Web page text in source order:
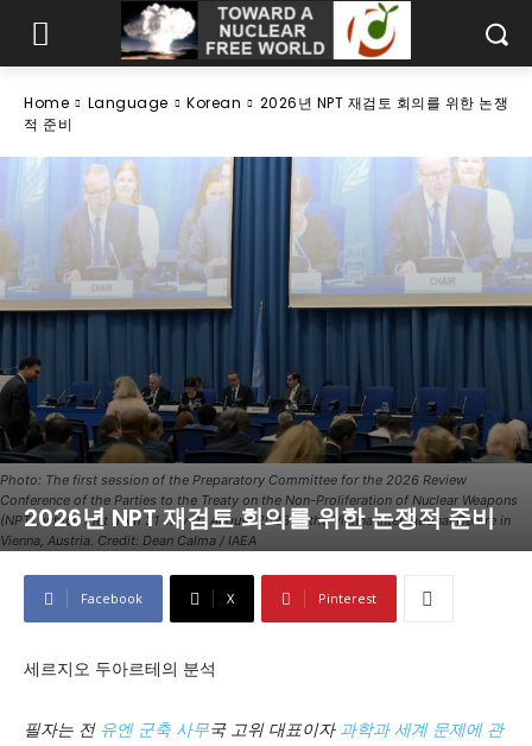
Home Language Korean
2026년 NPT 재검토 회의를 위한 논쟁
적 준비
Photo: The first session of the Preparatory Committee for the 2026 Review
Conference of the Parties to the Treaty on the Non-Proliferation of Nuclear Weapons
(NPT), which met from 31 July–11 August 2023 at the Vienna International Centre in
Vienna, Austria. Credit: Dean Calma / IAEA
2026년 NPT 재검토 회의를 위한 논쟁적 준비
Facebook X Pinterest
세르지오 두아르테의 분석
필자는 전 유엔 군축 사무국 고위 대표이자 과학과 세계 문제에 관